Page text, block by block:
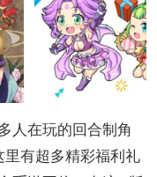
人在玩的回合制角
有超多精彩福利礼